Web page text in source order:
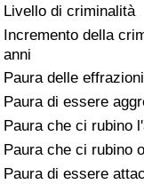
Livello di criminalità
Incremento della
anni
Paura delle
Paura di essere
Paura che ci rubino
Paura che ci rubino
Paura di essere
Indice della
Indice di
Assistenza
Indice